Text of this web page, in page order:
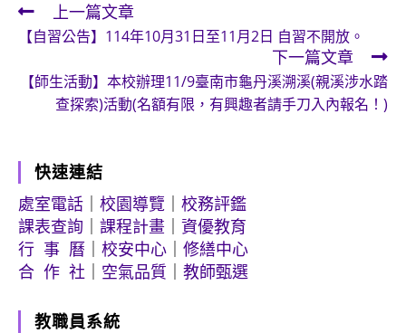
Read
more
articles
上一篇文章
【自習公告】114年10月31日至11月2日 自習不開放。
下一篇文章
【師生活動】本校辦理11/9臺南市龜丹溪溯溪(親溪涉水踏
查探索)活動(名額有限，有興趣者請手刀入內報名！)
快速連結
處室電話
校園導覽
校務評鑑
課表查詢
課程計畫
資優教育
行 事 曆
校安中心
修繕中心
合 作 社
空氣品質 教師甄選
教職員系統